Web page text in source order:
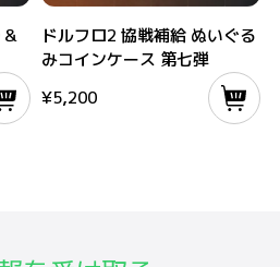
ドルフロ2 協戦補給 ぬいぐる
みコインケース 第七弾
¥5,200